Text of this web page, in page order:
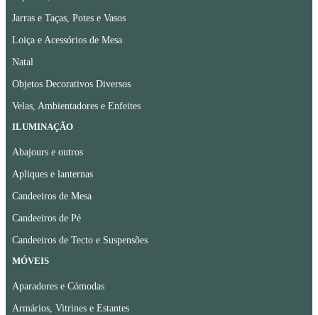
Jarras e Taças, Potes e Vasos
Loiça e Acessórios de Mesa
Natal
Objetos Decorativos Diversos
Velas, Ambientadores e Enfeites
ILUMINAÇÃO
Abajours e outros
Apliques e lanternas
Candeeiros de Mesa
Candeeiros de Pé
Candeeiros de Tecto e Suspensões
MÓVEIS
Aparadores e Cómodas
Armários, Vitrines e Estantes